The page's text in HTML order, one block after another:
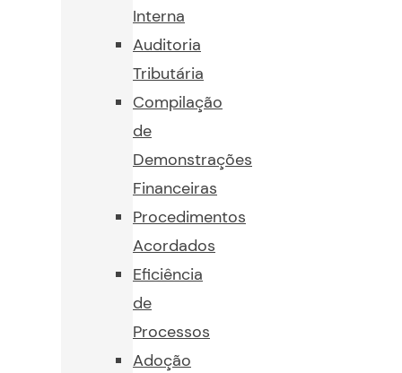
Interna
Auditoria
Tributária
Compilação
de
Demonstrações
Financeiras
Procedimentos
Acordados
Eficiência
de
Processos
Adoção